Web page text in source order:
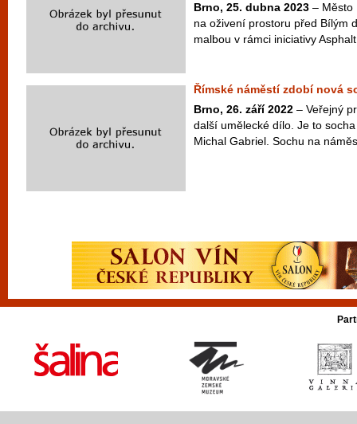
Brno, 25. dubna 2023 – Město
na oživení prostoru před Bílým
malbou v rámci iniciativy
Římské náměstí zdobí nová
Brno, 26. září 2022 – Veřejný
další umělecké dílo. Je to
Michal Gabriel. Sochu na